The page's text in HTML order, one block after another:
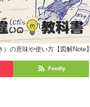
）の意味や使い方【図解Note】
Feedly